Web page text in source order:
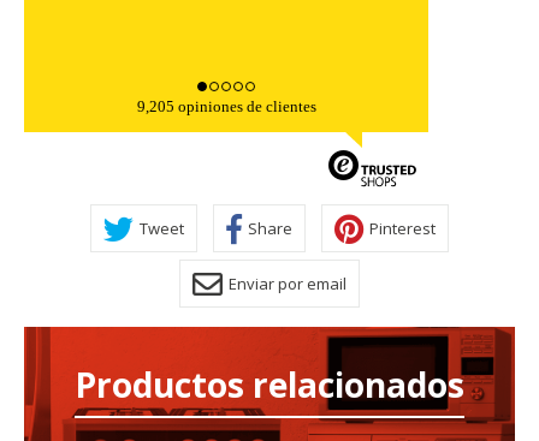
9,205 opiniones de clientes
Tweet Share Pinterest
Enviar por email
Productos relacionados